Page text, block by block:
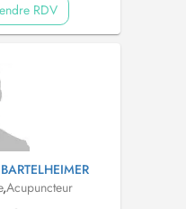
RDV
,Acupuncteur